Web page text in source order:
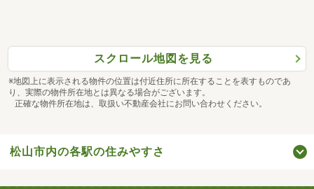
スクロール地図を見る
※地図上に表示される物件の位置は付近住所に所在することを表すものであ
り、実際の物件所在地とは異なる場合がございます。
正確な物件所在地は、取扱い不動産会社にお問い合わせください。
松山市内の各駅の住みやすさ